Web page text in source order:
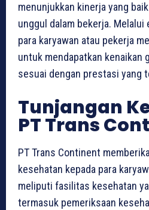
menunjukkan kinerja yang
unggul dalam bekerja.
para karyawan atau pekerja
untuk mendapatkan kenaikan
sesuai dengan prestasi yang
Tunjangan
PT Trans
PT Trans Continent
kesehatan kepada para
meliputi fasilitas kesehatan
termasuk pemeriksaan